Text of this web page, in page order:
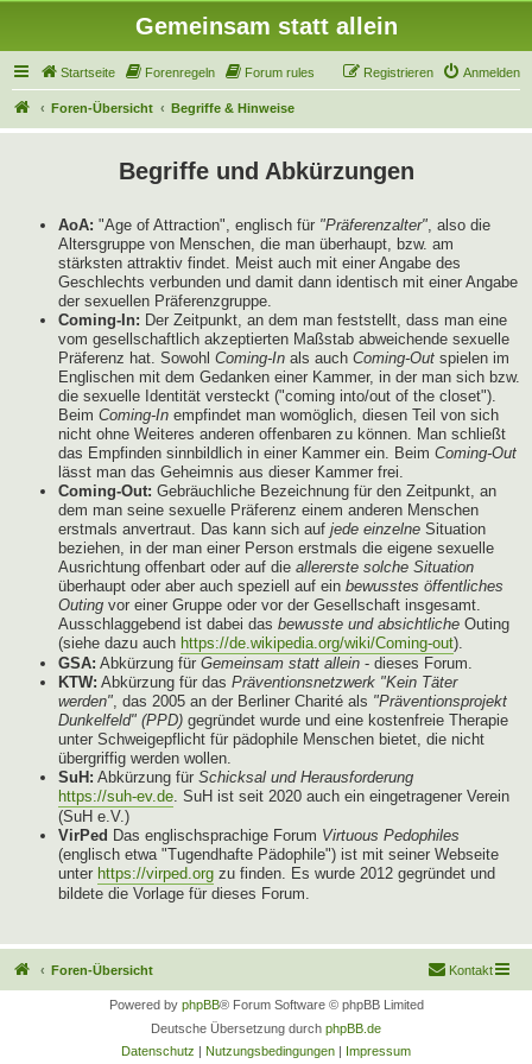
Gemeinsam statt allein
Startseite Forenregeln Forum rules Anmelden
Registrieren
Foren-Übersicht Begriffe & Hinweise
Begriffe und Abkürzungen
AoA: "Age of Attraction", englisch für "Präferenzalter", also die
Altersgruppe von Menschen, die man überhaupt, bzw. am
stärksten attraktiv findet. Meist auch mit einer Angabe des
Geschlechts verbunden und damit dann identisch mit einer Angabe
der sexuellen Präferenzgruppe.
Coming-In: Der Zeitpunkt, an dem man feststellt, dass man eine
vom gesellschaftlich akzeptierten Maßstab abweichende sexuelle
Präferenz hat. Sowohl Coming-In als auch Coming-Out spielen im
Englischen mit dem Gedanken einer Kammer, in der man sich bzw.
die sexuelle Identität versteckt ("coming into/out of the closet").
Beim Coming-In empfindet man womöglich, diesen Teil von sich
nicht ohne Weiteres anderen offenbaren zu können. Man schließt
das Empfinden sinnbildlich in einer Kammer ein. Beim Coming-Out
lässt man das Geheimnis aus dieser Kammer frei.
Coming-Out: Gebräuchliche Bezeichnung für den Zeitpunkt, an
dem man seine sexuelle Präferenz einem anderen Menschen
erstmals anvertraut. Das kann sich auf jede einzelne Situation
beziehen, in der man einer Person erstmals die eigene sexuelle
Ausrichtung offenbart oder auf die allererste solche Situation
überhaupt oder aber auch speziell auf ein bewusstes öffentliches
Outing vor einer Gruppe oder vor der Gesellschaft insgesamt.
Ausschlaggebend ist dabei das bewusste und absichtliche Outing
(siehe dazu auch https://de.wikipedia.org/wiki/Coming-out).
GSA: Abkürzung für Gemeinsam statt allein - dieses Forum.
KTW: Abkürzung für das Präventionsnetzwerk "Kein Täter
werden", das 2005 an der Berliner Charité als "Präventionsprojekt
Dunkelfeld" (PPD) gegründet wurde und eine kostenfreie Therapie
unter Schweigepflicht für pädophile Menschen bietet, die nicht
übergriffig werden wollen.
SuH: Abkürzung für Schicksal und Herausforderung
https://suh-ev.de. SuH ist seit 2020 auch ein eingetragener Verein
(SuH e.V.)
VirPed Das englischsprachige Forum Virtuous Pedophiles
(englisch etwa "Tugendhafte Pädophile") ist mit seiner Webseite
unter https://virped.org zu finden. Es wurde 2012 gegründet und
bildete die Vorlage für dieses Forum.
Foren-Übersicht Kontakt
Powered by phpBB® Forum Software © phpBB Limited
Deutsche Übersetzung durch phpBB.de
Datenschutz | Nutzungsbedingungen | Impressum